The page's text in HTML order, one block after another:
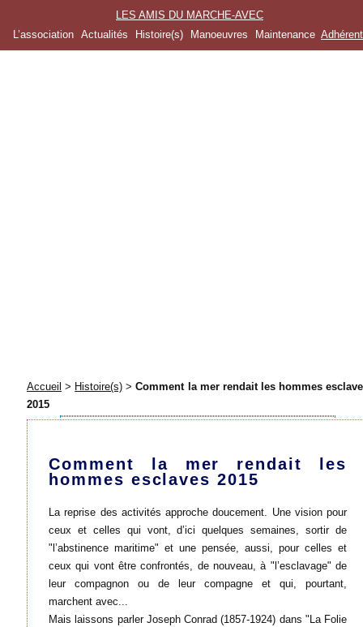
LES AMIS DU MARCHE-AVEC
L’association
Actualités Histoire(s) Manoeuvres Maintenance
Accueil > Histoire(s) >Comment la mer rendait les hommes
2015
Comment la mer rendait les
hommes esclaves 2015
La reprise des activités approche doucement. Une vision pour
ceux et celles qui vont, d’ici quelques semaines, sortir de
"l’abstinence maritime" et une pensée, aussi, pour celles et
ceux qui vont être confrontés, de nouveau, à "l’esclavage" de
leur compagnon ou de leur compagne et qui, pourtant,
marchent avec...
Mais laissons parler Joseph Conrad (1857-1924) dans "La Folie